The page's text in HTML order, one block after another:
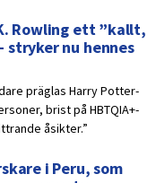
Rowling ett ”kallt,
stryker nu hennes
präglas Harry Potter-
brist på HBTQIA+-
åsikter.”
i Peru, som